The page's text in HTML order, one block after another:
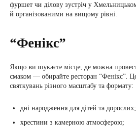
фуршет чи ділову зустріч у
й організованими на вищому рівні.
“Фенікс”
Якщо ви шукаєте місце, де можна
смаком — обирайте ресторан “Фенікс”. Це
святкувань різного масштабу та формату:
дні народження для дітей та дорослих;
хрестини з камерною атмосферою;